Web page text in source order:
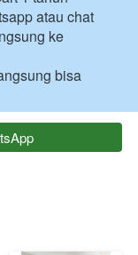
atau chat
ke
bisa